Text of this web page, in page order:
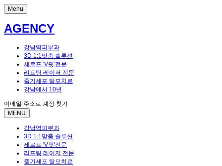
Menu
AGENCY
강남역피부과
3D 1:1맞춤 솔루션
세르프 'V핏'전문
리프팅 레이저 전문
줄기세포 탈모치료
강남에서 10년
이메일 주소로 계정 찾기
MENU
강남역피부과
3D 1:1맞춤 솔루션
세르프 'V핏'전문
리프팅 레이저 전문
줄기세포 탈모치료